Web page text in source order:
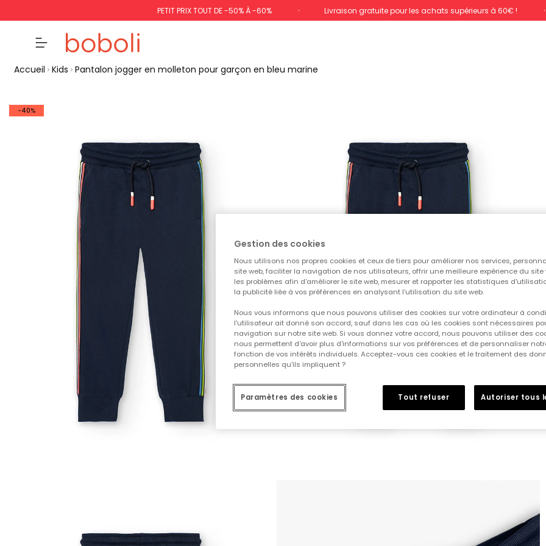
PETIT PRIX TOUT DE -50% À -60% Livraison gratuite pour les achats supérieurs à 60€ !
Accueil Kids Pantalon jogger en molleton pour garçon en bleu marine
-40%
Gestion des cookies
Nous utilisons nos propres cookies et ceux de tiers pour améliorer nos services,
site web, faciliter la navigation de nos utilisateurs, offrir une meilleure expérience du site
les problèmes afin d'améliorer le site web, mesurer et rapporter les statistiques
la publicité liée à vos préférences en analysant l'utilisation du site web.
Nous vous informons que nous pouvons utiliser des cookies sur votre ordinateur à
l'utilisateur ait donné son accord, sauf dans les cas où les cookies sont nécessaires
navigation sur notre site web. Si vous donnez votre accord, nous pouvons utiliser des
nous permettent d'avoir plus d'informations sur vos préférences et de personnaliser
fonction de vos intérêts individuels. Acceptez-vous ces cookies et le traitement des
personnelles qu'ils impliquent ?
Tout refuser Autoriser tous
Paramètres des cookies